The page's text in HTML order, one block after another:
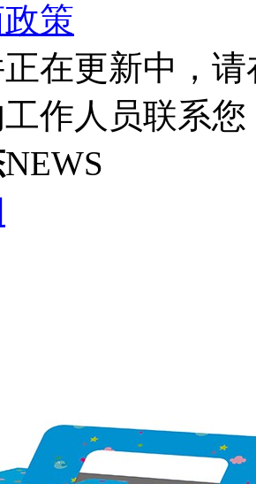
策
在更新中，
作人员联系
NEWS